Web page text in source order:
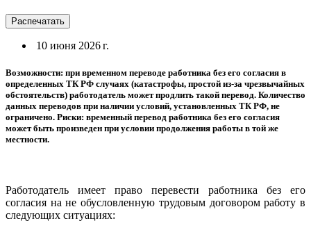
Распечатать
10 июня 2026 г.
Возможности: при временном переводе работника без его согласия в
определенных ТК РФ случаях (катастрофы, простой из-за чрезвычайных
обстоятельств) работодатель может продлить такой перевод. Количество
данных переводов при наличии условий, установленных ТК РФ, не
ограничено. Риски: временный перевод работника без его согласия
может быть произведен при условии продолжения работы в той же
местности.
Работодатель имеет право перевести работника без его
согласия на не обусловленную трудовым договором работу в
следующих ситуациях: